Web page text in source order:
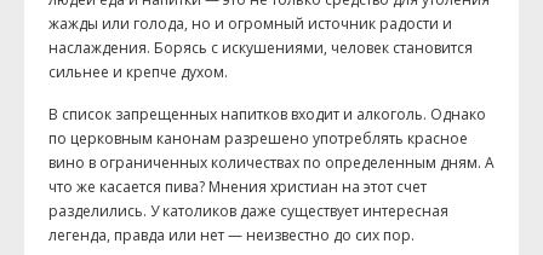
жажды или голода, но и огромный источник радости и
наслаждения. Борясь с искушениями, человек становится
сильнее и крепче духом.
В список запрещенных напитков входит и алкоголь. Однако
по церковным канонам разрешено употреблять красное
вино в ограниченных количествах по определенным дням. А
что же касается пива? Мнения христиан на этот счет
разделились. У католиков даже существует интересная
легенда, правда или нет — неизвестно до сих пор.